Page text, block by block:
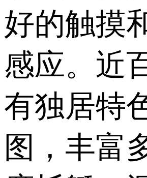
好的触摸
感应。近
有独居特
图，丰富